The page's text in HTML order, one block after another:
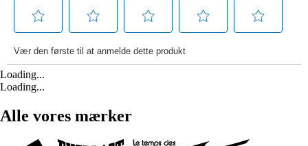
Loading...
Loading...
Alle vores mærker